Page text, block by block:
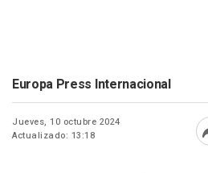
Europa Press Internacional
Jueves, 10 octubre 2024
Actualizado: 13:18